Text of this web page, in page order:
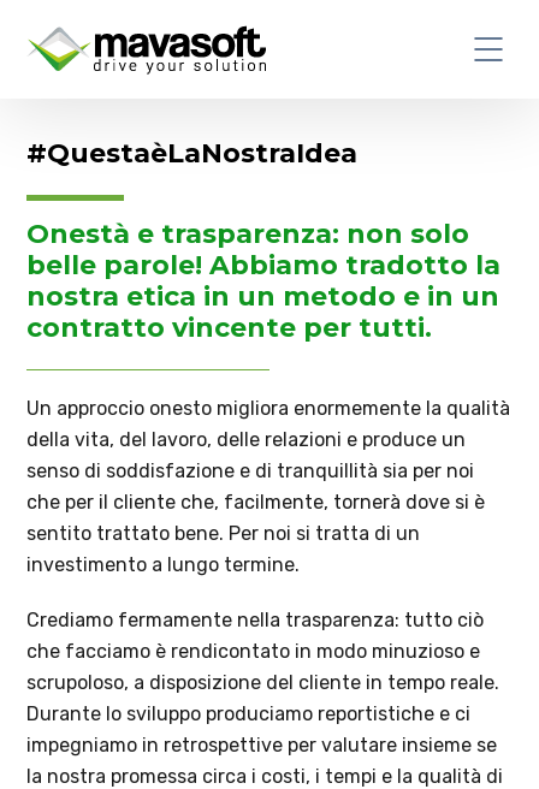
#QuestaèLaNostraIdea
Onestà e trasparenza: non solo
belle parole! Abbiamo tradotto la
nostra etica in un metodo e in un
contratto vincente per tutti.
Un approccio onesto migliora enormemente la qualità
della vita, del lavoro, delle relazioni e produce un
senso di soddisfazione e di tranquillità sia per noi
che per il cliente che, facilmente, tornerà dove si è
sentito trattato bene. Per noi si tratta di un
investimento a lungo termine.
Crediamo fermamente nella trasparenza: tutto ciò
che facciamo è rendicontato in modo minuzioso e
scrupoloso, a disposizione del cliente in tempo reale.
Durante lo sviluppo produciamo reportistiche e ci
impegniamo in retrospettive per valutare insieme se
la nostra promessa circa i costi, i tempi e la qualità di